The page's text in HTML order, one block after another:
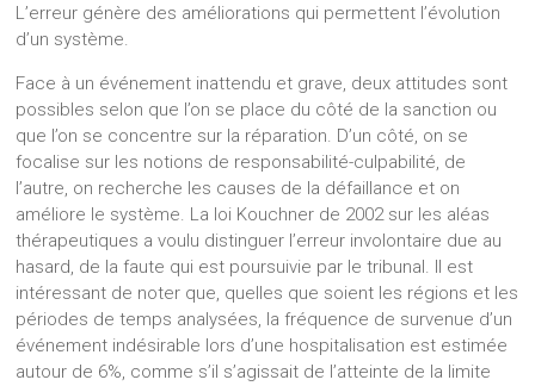
L’erreur génère des améliorations qui permettent l’évolution
d’un système.
Face à un événement inattendu et grave, deux attitudes sont
possibles selon que l’on se place du côté de la sanction ou
que l’on se concentre sur la réparation. D’un côté, on se
focalise sur les notions de responsabilité-culpabilité, de
l’autre, on recherche les causes de la défaillance et on
améliore le système. La loi Kouchner de 2002 sur les aléas
thérapeutiques a voulu distinguer l’erreur involontaire due au
hasard, de la faute qui est poursuivie par le tribunal. Il est
intéressant de noter que, quelles que soient les régions et les
périodes de temps analysées, la fréquence de survenue d’un
événement indésirable lors d’une hospitalisation est estimée
autour de 6%, comme s’il s’agissait de l’atteinte de la limite